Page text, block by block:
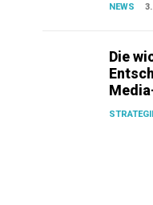
NEWS
Die